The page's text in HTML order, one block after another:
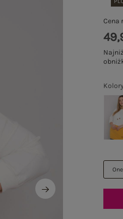
Kolory
Cena